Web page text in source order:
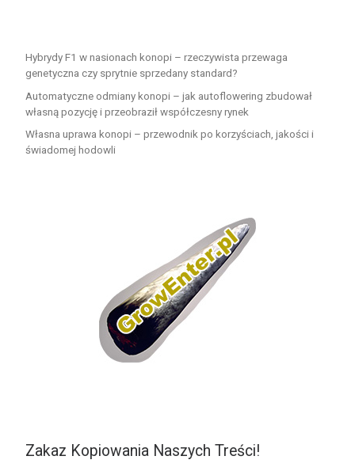
Hybrydy F1 w nasionach konopi – rzeczywista przewaga
genetyczna czy sprytnie sprzedany standard?
Automatyczne odmiany konopi – jak autoflowering zbudował
własną pozycję i przeobraził współczesny rynek
Własna uprawa konopi – przewodnik po korzyściach, jakości i
świadomej hodowli
Zakaz Kopiowania Naszych Treści!